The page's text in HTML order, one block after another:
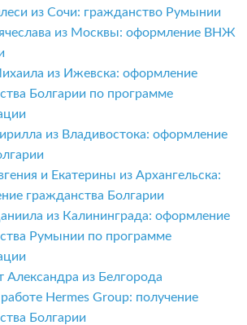
из Сочи: гражданство Румынии
из Москвы: оформление ВНЖ
из Ижевска: оформление
Болгарии по программе
из Владивостока: оформление
и Екатерины из Архангельска:
гражданства Болгарии
из Калининграда: оформление
Румынии по программе
Александра из Белгорода
Hermes Group: получение
Болгарии